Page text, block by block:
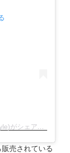
Apple Watch Lifestyle(@applewatchlifestyle)がシェアした投稿
販売されている